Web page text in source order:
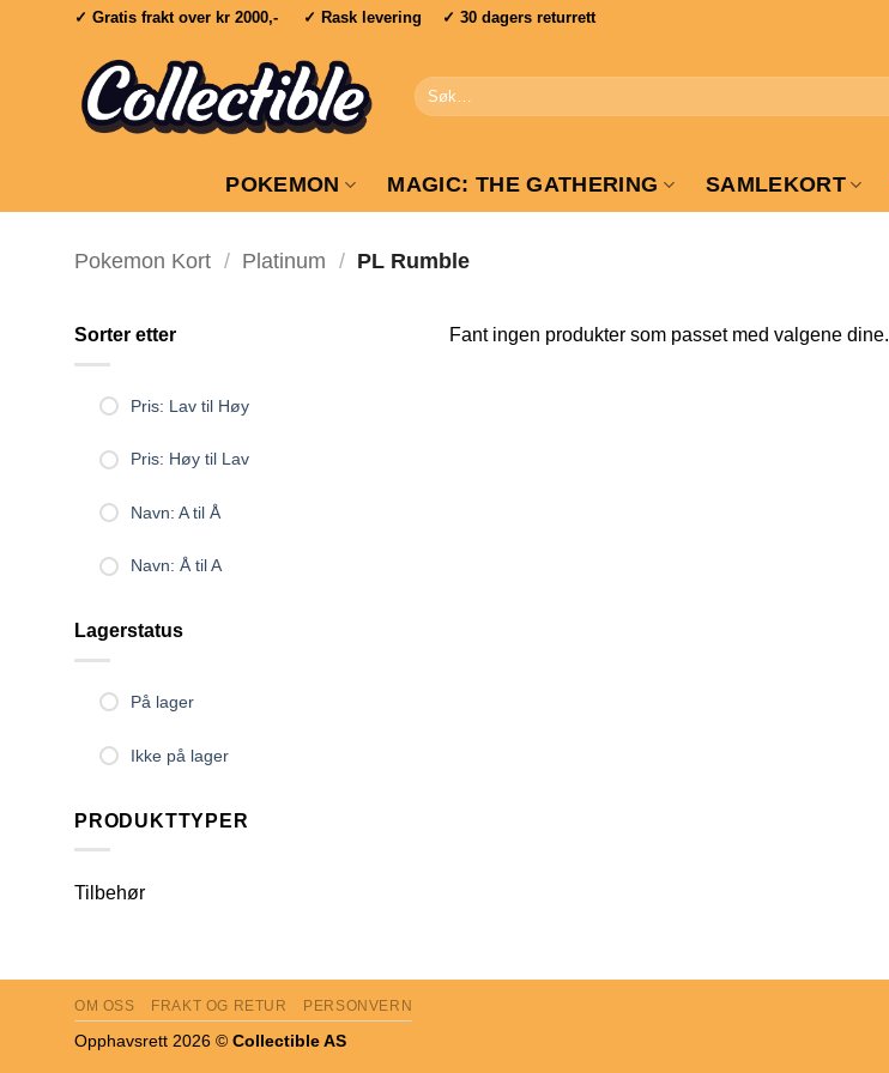
✓ Gratis frakt over kr 2000,- ✓ Rask levering ✓ 30 dagers returrett
Søk
etter:
POKEMON MAGIC: THE GATHERING SAMLEKORT
Pokemon Kort / Platinum / PL Rumble
Sorter etter
Pris: Lav til Høy
Pris: Høy til Lav
Navn: A til Å
Navn: Å til A
Lagerstatus
På lager
Ikke på lager
PRODUKTTYPER
Tilbehør
Fant ingen produkter som passet med valgene dine.
OM OSS FRAKT OG RETUR PERSONVERN
Opphavsrett 2026 © Collectible AS